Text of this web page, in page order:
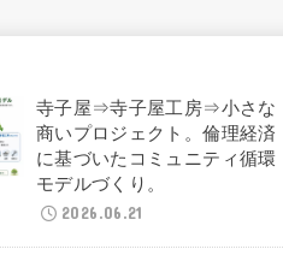
寺子屋⇒寺子屋工房⇒小さな
商いプロジェクト。倫理経済
に基づいたコミュニティ循環
モデルづくり。
2026.06.21